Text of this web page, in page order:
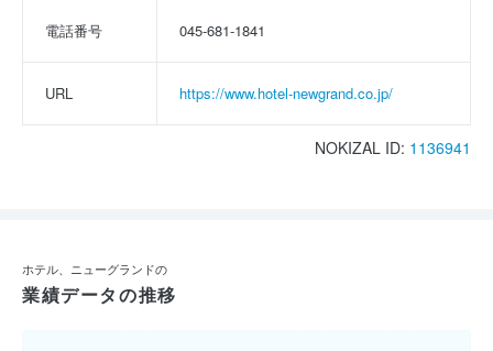
電話番号 045-681-1841
URL https://www.hotel-newgrand.co.jp/
NOKIZAL ID: 1136941
ホテル、ニューグランドの
業績データの推移